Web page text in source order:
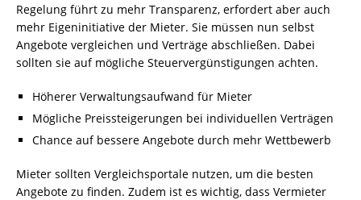
Regelung führt zu mehr Transparenz, erfordert aber auch
mehr Eigeninitiative der Mieter. Sie müssen nun selbst
Angebote vergleichen und Verträge abschließen. Dabei
sollten sie auf mögliche Steuervergünstigungen achten.
Höherer Verwaltungsaufwand für Mieter
Mögliche Preissteigerungen bei individuellen Verträgen
Chance auf bessere Angebote durch mehr Wettbewerb
Mieter sollten Vergleichsportale nutzen, um die besten
Angebote zu finden. Zudem ist es wichtig, dass Vermieter